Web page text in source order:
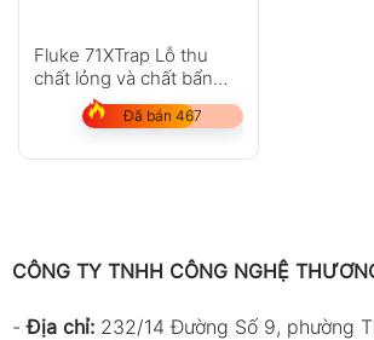
Fluke 71XTrap Lỗ thu
chất lỏng và chất bẩn
cho loại 718 và 719Pro
Đã bán 467
CÔNG TY TNHH CÔNG NGHỆ
-Địa chỉ: 232/14 Đường Số 9, phường